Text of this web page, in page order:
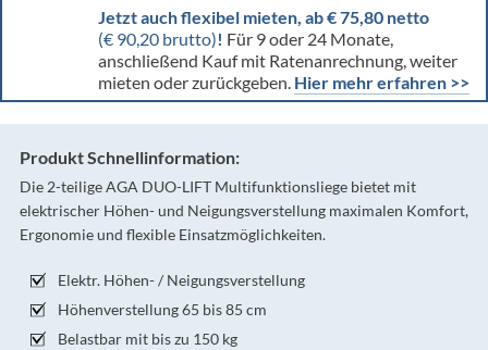
Jetzt auch flexibel mieten, ab € 75,80 netto
(€ 90,20 brutto)! Für 9 oder 24 Monate,
anschließend Kauf mit Ratenanrechnung, weiter
mieten oder zurückgeben. Hier mehr erfahren >>
Produkt Schnellinformation:
Die 2-teilige AGA DUO-LIFT Multifunktionsliege bietet mit
elektrischer Höhen- und Neigungsverstellung maximalen Komfort,
Ergonomie und flexible Einsatzmöglichkeiten.
Elektr. Höhen- / Neigungsverstellung
Höhenverstellung 65 bis 85 cm
Belastbar mit bis zu 150 kg